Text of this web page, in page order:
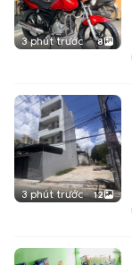
3 phút trước 8
3 phút trước 12